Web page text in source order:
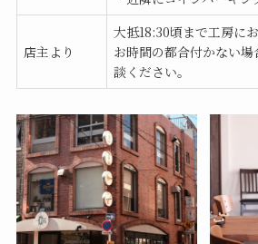
店主より
大抵18:30頃まで工房にお
お時間の都合付かない
談ください。